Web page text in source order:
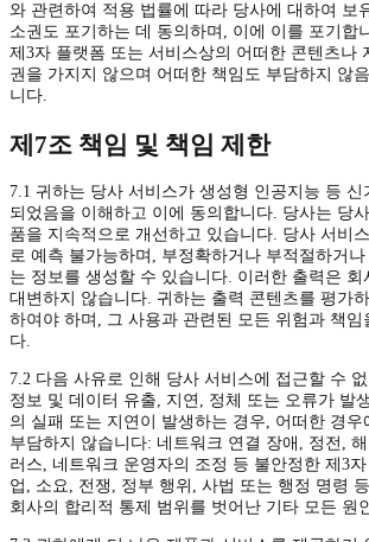
와 관련하여 적용 법률에 따라 당사에 대하여 보
소권도 포기하는 데 동의하며, 이에 이를 포기합
제3자 플랫폼 또는 서비스상의 어떠한 콘텐츠나
권을 가지지 않으며 어떠한 책임도 부담하지 않
니다.
제7조 책임 및 책임 제한
7.1 귀하는 당사 서비스가 생성형 인공지능 등
되었음을 이해하고 이에 동의합니다. 당사는 당
품을 지속적으로 개선하고 있습니다. 당사 서비
로 예측 불가능하며, 부정확하거나 부적절하거
는 정보를 생성할 수 있습니다. 이러한 출력은 회
대변하지 않습니다. 귀하는 출력 콘텐츠를 평가
하여야 하며, 그 사용과 관련된 모든 위험과 책임
다.
7.2 다음 사유로 인해 당사 서비스에 접근할 수
정보 및 데이터 유출, 지연, 정체 또는 오류가 발
의 실패 또는 지연이 발생하는 경우, 어떠한 경우
부담하지 않습니다: 네트워크 연결 장애, 정전,
러스, 네트워크 운영자의 조정 등 불안정한 제3
업, 소요, 전쟁, 정부 행위, 사법 또는 행정 명령
회사의 합리적 통제 범위를 벗어난 기타 모든 원